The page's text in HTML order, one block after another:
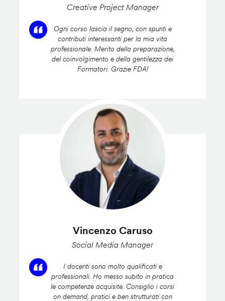
Creative Project Manager
Ogni corso lascia il segno, con spunti e
contributi interessanti per la mia vita
professionale. Merito della preparazione,
del coinvolgimento e della gentilezza dei
Formatori. Grazie FDA!
Vincenzo Caruso
Social Media Manager
I docenti sono molto qualificati e
professionali. Ho messo subito in pratica
le competenze acquisite. Consiglio i corsi
on demand, pratici e ben strutturati con